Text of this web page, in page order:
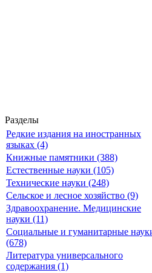
Разделы
Редкие издания на иностранных
языках (4)
Книжные памятники (388)
Естественные науки (105)
Технические науки (248)
Сельское и лесное хозяйство (9)
Здравоохранение. Медицинские
науки (11)
Социальные и гуманитарные
(678)
Литература универсального
содержания (1)